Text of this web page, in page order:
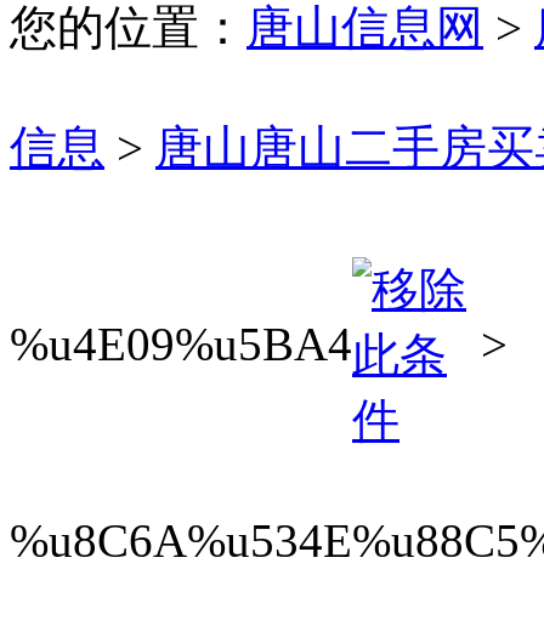
您的位置： 唐山信息网 >
信息 > 唐山唐山二手房
%u4E09%u5BA4 >